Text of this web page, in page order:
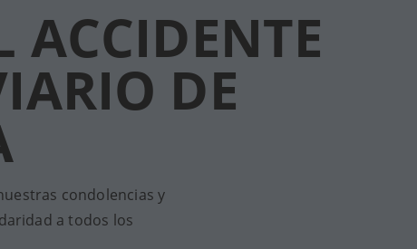
ACCIDENTE
DE
condolencias y
a todos los